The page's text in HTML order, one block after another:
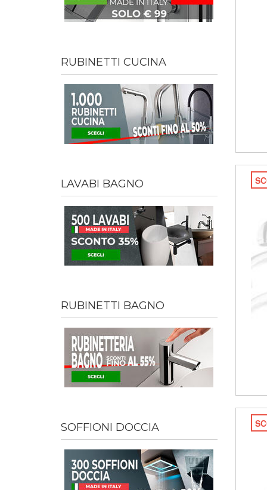
RUBINETTI CUCINA
LAVABI BAGNO
RUBINETTI BAGNO
SOFFIONI DOCCIA